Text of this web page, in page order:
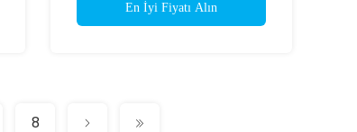
En İyi Fiyatı Alın
8